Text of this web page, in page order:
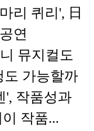
리 퀴리', 日
연
뮤지컬도
도 가능할까
', 작품성과
작품...